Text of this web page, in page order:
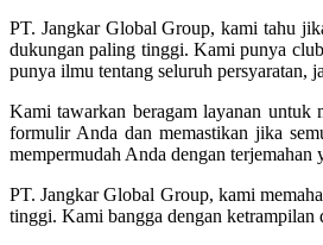
PT. Jangkar Global Group, kami tahu
dukungan paling tinggi. Kami punya
punya ilmu tentang seluruh persyaratan,
Kami tawarkan beragam layanan untuk
formulir Anda dan memastikan jika
mempermudah Anda dengan
PT. Jangkar Global Group, kami
tinggi. Kami bangga dengan ketrampilan